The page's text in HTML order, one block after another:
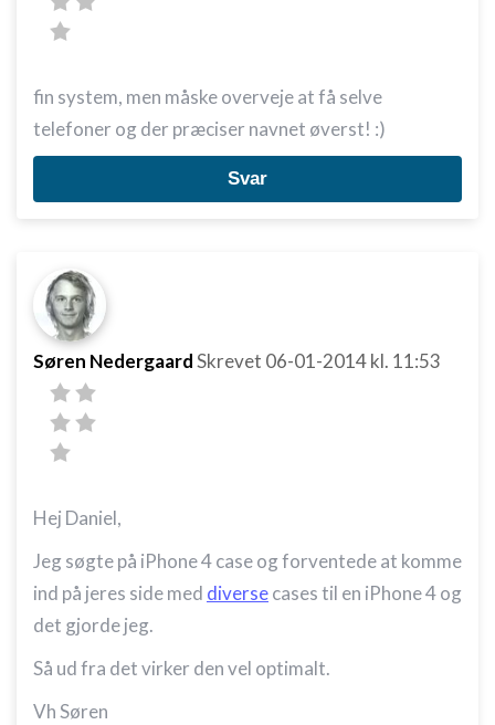
fin system, men måske overveje at få selve
telefoner og der præciser navnet øverst! :)
Svar
Søren NedergaardSkrevet 06-01-2014kl. 11:53
Hej Daniel,
Jeg søgte på iPhone 4 case og forventede at komme
ind på jeres side med diversecases til en iPhone 4 og
det gjorde jeg.
Så ud fra det virker den vel optimalt.
Vh Søren